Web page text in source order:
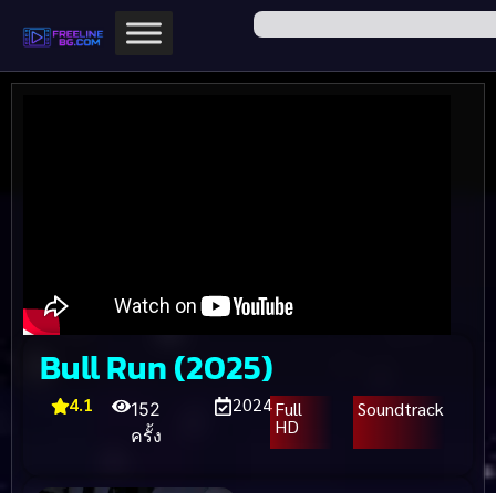
Bull Run (2025)
4.1
152
ครั้ง
2024Full
HD
Soundtrack